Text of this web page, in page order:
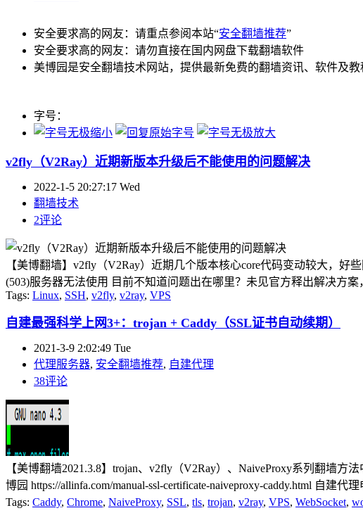
安全要求高的网友：请重点参阅本站“安全翻墙推荐”
安全要求高的网友：请勿直接在国内网盘下载翻墙软件
美博园是安全翻墙技术网站，提供最新免费的翻墙资讯、软件及教
字号：
v2fly（V2Ray）近期新版本升级后不能使用的问题解决
2022-1-5 20:27:17 Wed
翻墙技术
2评论
【美博翻墙】v2fly（V2Ray）近期几个版本核心core代码变动较大，
(503)服务器无法使用 目前不知道问题出在哪里？未见官方释出解决方
Tags: Linux, SSH, v2fly, v2ray, VPS
自建最强科学上网3+：trojan + Caddy（SSL证书自动续期）
2021-3-9 2:02:49 Tue
代理服务器, 安全翻墙推荐, 自建代理
38评论
【美博翻墙2021.3.8】trojan、v2fly（V2Ray）、NaiveProxy系列翻墙
博园 https://allinfa.com/manual-ssl-certificate-naiveproxy-caddy.html 自建
Tags: Caddy, Chrome, NaiveProxy, SSL, tls, trojan, v2ray, VPS, WebSocket,